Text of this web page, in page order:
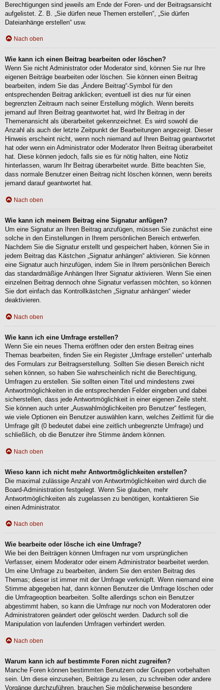
Berechtigungen sind jeweils am Ende der Foren- und der Beitragsansicht
aufgelistet. Z. B. „Sie dürfen neue Themen erstellen“, „Sie dürfen
Dateianhänge erstellen“ usw.
Nach oben
Wie kann ich einen Beitrag bearbeiten oder löschen?
Wenn Sie nicht Administrator oder Moderator sind, können Sie nur Ihre
eigenen Beiträge bearbeiten oder löschen. Sie können einen Beitrag
bearbeiten, indem Sie das „Ändere Beitrag“-Symbol für den
entsprechenden Beitrag anklicken; eventuell ist dies nur für einen
begrenzten Zeitraum nach seiner Erstellung möglich. Wenn bereits
jemand auf Ihren Beitrag geantwortet hat, wird Ihr Beitrag in der
Themenansicht als überarbeitet gekennzeichnet. Es wird sowohl die
Anzahl als auch der letzte Zeitpunkt der Bearbeitungen angezeigt. Dieser
Hinweis erscheint nicht, wenn noch niemand auf Ihren Beitrag geantwortet
hat oder wenn ein Administrator oder Moderator Ihren Beitrag überarbeitet
hat. Diese können jedoch, falls sie es für nötig halten, eine Notiz
hinterlassen, warum Ihr Beitrag überarbeitet wurde. Bitte beachten Sie,
dass normale Benutzer einen Beitrag nicht löschen können, wenn bereits
jemand darauf geantwortet hat.
Nach oben
Wie kann ich meinem Beitrag eine Signatur anfügen?
Um eine Signatur an Ihren Beitrag anzufügen, müssen Sie zunächst eine
solche in den Einstellungen in Ihrem persönlichen Bereich entwerfen.
Nachdem Sie die Signatur erstellt und gespeichert haben, können Sie in
jedem Beitrag das Kästchen „Signatur anhängen“ aktivieren. Sie können
eine Signatur auch hinzufügen, indem Sie in Ihrem persönlichen Bereich
das standardmäßige Anhängen Ihrer Signatur aktivieren. Wenn Sie einen
einzelnen Beitrag dennoch ohne Signatur verfassen möchten, so können
Sie dort einfach das Kontrollkästchen „Signatur anhängen“ wieder
deaktivieren.
Nach oben
Wie kann ich eine Umfrage erstellen?
Wenn Sie ein neues Thema eröffnen oder den ersten Beitrag eines
Themas bearbeiten, finden Sie ein Register „Umfrage erstellen“ unterhalb
des Formulars zur Beitragserstellung. Sollten Sie diesen Bereich nicht
sehen können, so haben Sie wahrscheinlich nicht die Berechtigung,
Umfragen zu erstellen. Sie sollten einen Titel und mindestens zwei
Antwortmöglichkeiten in die entsprechenden Felder eingeben und dabei
sicherstellen, dass jede Antwortmöglichkeit in einer eigenen Zeile steht.
Sie können auch unter „Auswahlmöglichkeiten pro Benutzer“ festlegen,
wie viele Optionen ein Benutzer auswählen kann, welches Zeitlimit für die
Umfrage gilt (0 bedeutet dabei eine zeitlich unbegrenzte Umfrage) und
schließlich, ob die Benutzer ihre Stimme ändern können.
Nach oben
Wieso kann ich nicht mehr Antwortmöglichkeiten erstellen?
Die maximal zulässige Anzahl von Antwortmöglichkeiten wird durch die
Board-Administration festgelegt. Wenn Sie glauben, mehr
Antwortmöglichkeiten als zugelassen zu benötigen, kontaktieren Sie
einen Administrator.
Nach oben
Wie bearbeite oder lösche ich eine Umfrage?
Wie bei den Beiträgen können Umfragen nur vom ursprünglichen
Verfasser, einem Moderator oder einem Administrator bearbeitet werden.
Um eine Umfrage zu bearbeiten, ändern Sie den ersten Beitrag des
Themas; dieser ist immer mit der Umfrage verknüpft. Wenn niemand eine
Stimme abgegeben hat, dann können Benutzer die Umfrage löschen oder
die Umfrageoption bearbeiten. Sollte allerdings schon ein Benutzer
abgestimmt haben, so kann die Umfrage nur noch von Moderatoren oder
Administratoren geändert oder gelöscht werden. Dadurch soll die
Manipulation von laufenden Umfragen verhindert werden.
Nach oben
Warum kann ich auf bestimmte Foren nicht zugreifen?
Manche Foren können bestimmten Benutzern oder Gruppen vorbehalten
sein. Um diese einzusehen, Beiträge zu lesen, zu schreiben oder andere
Vorgänge durchzuführen, brauchen Sie möglicherweise besondere